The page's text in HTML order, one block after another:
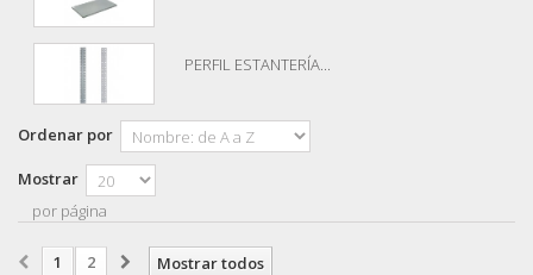
PERFIL ESTANTERÍA...
Ordenar por
Mostrar
por página
Mostrar todos
1 2